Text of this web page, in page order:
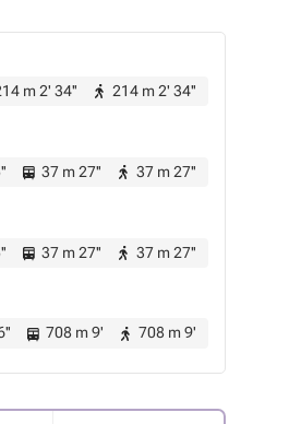
m 2' 34'' 214 m 2' 34''
37 m 27'' 37 m 27''
37 m 27'' 37 m 27''
708 m 9' 708 m 9'